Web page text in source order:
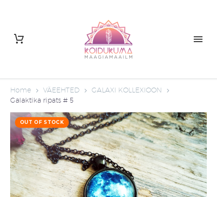
Home VÄEEHTED
GALAXI KOLLEXIOON
Galaktika ripats # 5
OUT OF STOCK